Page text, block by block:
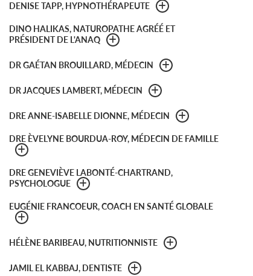
DENISE TAPP, HYPNOTHÉRAPEUTE
DINO HALIKAS, NATUROPATHE AGRÉÉ ET
PRÉSIDENT DE L'ANAQ
DR GAÉTAN BROUILLARD, MÉDECIN
DR JACQUES LAMBERT, MÉDECIN
DRE ANNE-ISABELLE DIONNE, MÉDECIN
DRE ÈVELYNE BOURDUA-ROY, MÉDECIN DE FAMILLE
DRE GENEVIÈVE LABONTÉ-CHARTRAND,
PSYCHOLOGUE
EUGÉNIE FRANCOEUR, COACH EN SANTÉ GLOBALE
HÉLÈNE BARIBEAU, NUTRITIONNISTE
JAMIL EL KABBAJ, DENTISTE